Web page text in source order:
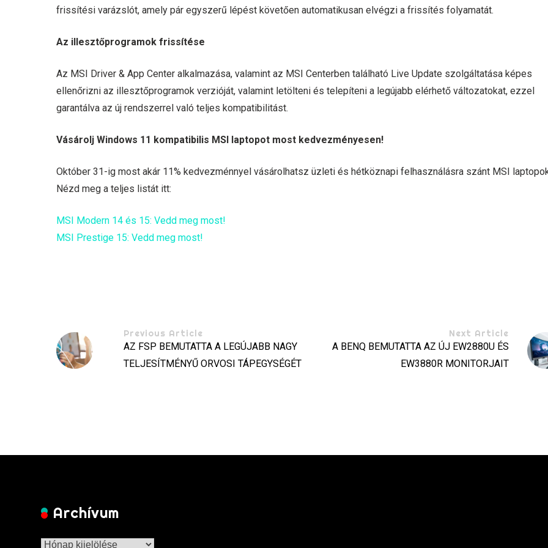
frissítési varázslót, amely pár egyszerű lépést követően automatikusan elvégzi a frissítés folyamatát.
Az illesztőprogramok frissítése
Az MSI Driver & App Center alkalmazása, valamint az MSI Centerben található Live Update szolgáltatása képes
ellenőrizni az illesztőprogramok verzióját, valamint letölteni és telepíteni a legújabb elérhető változatokat, ezzel
garantálva az új rendszerrel való teljes kompatibilitást.
Vásárolj Windows 11 kompatibilis MSI laptopot most kedvezményesen!
Október 31-ig most akár 11% kedvezménnyel vásárolhatsz üzleti és hétköznapi felhasználásra szánt MSI
Nézd meg a teljes listát itt:
MSI Modern 14 és 15: Vedd meg most!
MSI Prestige 15: Vedd meg most!
Previous Article
AZ FSP BEMUTATTA A LEGÚJABB NAGY
TELJESÍTMÉNYŰ ORVOSI TÁPEGYSÉGÉT
Next Article
A BENQ BEMUTATTA AZ ÚJ EW2880U ÉS
EW3880R MONITORJAIT
Archívum
Archívum